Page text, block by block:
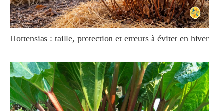
Hortensias : taille, protection et erreurs à éviter en hiver